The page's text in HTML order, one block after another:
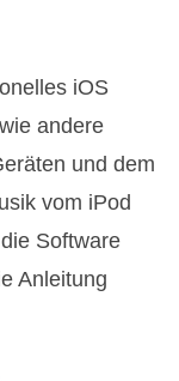
iOS
andere
und dem
vom iPod
Software
Anleitung